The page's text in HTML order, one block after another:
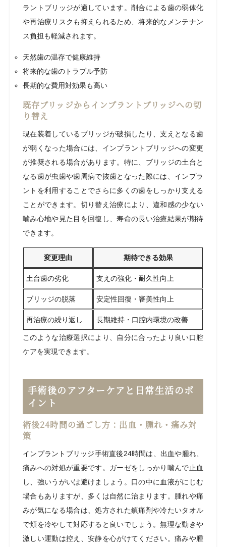
ラントブリッジが適しています。削合による歯の弱体化
や再治療リスクも抑えられるため、将来的なメンテナン
ス負担も軽減されます。
天然歯の温存で健康維持
将来的な歯のトラブル予防
長期的な費用対効果も高い
既存ブリッジからインプラントブリッジへの切
り替え
現在装着しているブリッジが破損したり、支えとなる歯
が弱くなった場合には、インプラントブリッジへの変更
が推奨される場合があります。特に、ブリッジの土台と
なる歯が虫歯や歯周病で抜歯となった際には、インプラ
ントを利用することでさらに多くの歯をしっかり支える
ことができます。切り替え治療により、違和感の少ない
噛み心地や見た目を回復し、寿命の長い治療結果が期待
できます。
変更理由 期待できる効果
土台歯の劣化 支えの強化・耐久性向上
ブリッジの脱落 安定性回復・審美性向上
再治療の繰り返し 長期維持・口腔内環境の改善
このような治療選択により、自分に合ったより良い口腔
ケアを実現できます。
手術後のアフターケアと日常生活のポ
イント
術後24時間の過ごし方：出血・腫れ・痛み対
策
インプラントブリッジ手術直後24時間は、出血や腫れ、
痛みへの対処が重要です。ガーゼをしっかり噛んで止血
し、強いうがいは避けましょう。口の中に血液がにじむ
場合もありますが、多くは自然に治まります。腫れや痛
みが気になる場合は、処方された鎮痛剤や冷たいタオル
で頬を冷やして対応すると良いでしょう。無理な動きや
激しい運動は控え、安静を心がけてください。痛みや腫